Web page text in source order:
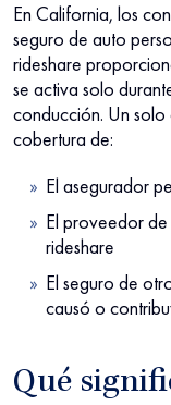
En California, los
seguro de auto
rideshare
se activa solo
conducción. Un
cobertura de:
El asegurador
El proveedor
rideshare
El seguro de
causó o
Qué